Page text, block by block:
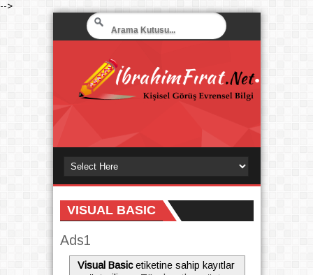
-->
VISUAL BASIC
Ads1
Visual Basicetiketine sahip kayıtlar